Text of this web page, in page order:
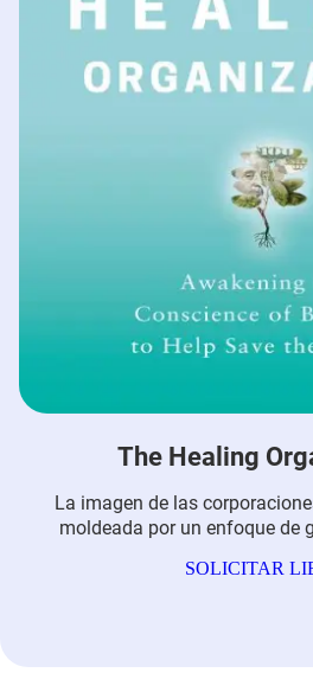
The Healing
La imagen de las
moldeada por un enfoque de
empresas deben tomar la
SOLICITAR